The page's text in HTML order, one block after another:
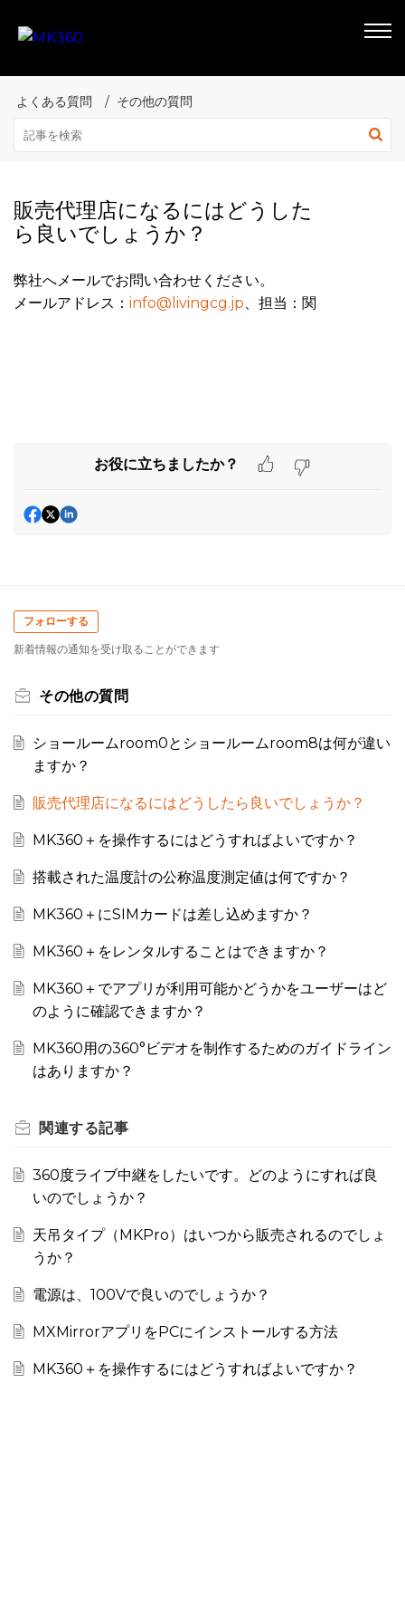
よくある質問 その他の質問
販売代理店になるにはどうした
ら良いでしょうか？
弊社へメールでお問い合わせください。
メールアドレス： info@livingcg.jp、担当：関
お役に立ちましたか？
フォローする
新着情報の通知を受け取ることができます
その他の質問
ショールームroom0とショールームroom8は何が違い
ますか？
販売代理店になるにはどうしたら良いでしょうか？
MK360＋を操作するにはどうすればよいですか？
搭載された温度計の公称温度測定値は何ですか？
MK360＋にSIMカードは差し込めますか？
MK360＋をレンタルすることはできますか？
MK360＋でアプリが利用可能かどうかをユーザーはど
のように確認できますか？
MK360用の360°ビデオを制作するためのガイドライン
はありますか？
関連する記事
360度ライブ中継をしたいです。どのようにすれば良
いのでしょうか？
天吊タイプ（MKPro）はいつから販売されるのでしょ
うか？
電源は、100Vで良いのでしょうか？
MXMirrorアプリをPCにインストールする方法
MK360＋を操作するにはどうすればよいですか？